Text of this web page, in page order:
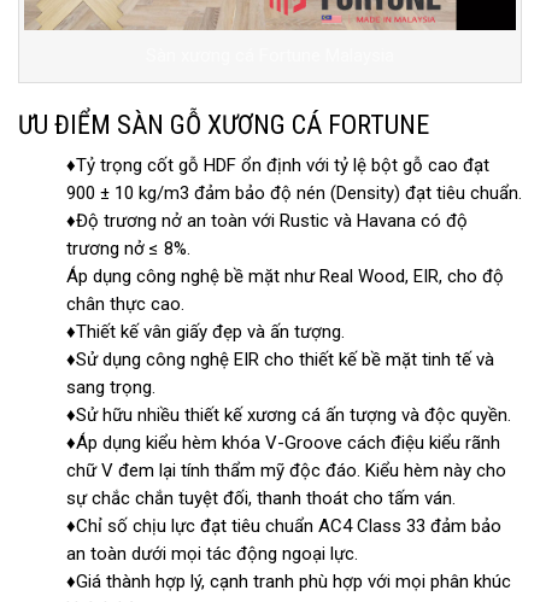
ƯU ĐIỂM SÀN GỖ XƯƠNG CÁ FORTUNE
♦Tỷ trọng cốt gỗ HDF ổn định với tỷ lệ bột gỗ cao đạt
900 ± 10 kg/m3 đảm bảo độ nén (Density) đạt tiêu chuẩn.
♦Độ trương nở an toàn với Rustic và Havana có độ
trương nở ≤ 8%.
Áp dụng công nghệ bề mặt như Real Wood, EIR, cho độ
chân thực cao.
♦Thiết kế vân giấy đẹp và ấn tượng.
♦Sử dụng công nghệ EIR cho thiết kế bề mặt tinh tế và
sang trọng.
♦Sử hữu nhiều thiết kế xương cá ấn tượng và độc quyền.
♦Áp dụng kiểu hèm khóa V-Groove cách điệu kiểu rãnh
chữ V đem lại tính thẩm mỹ độc đáo. Kiểu hèm này cho
sự chắc chắn tuyệt đối, thanh thoát cho tấm ván.
♦Chỉ số chịu lực đạt tiêu chuẩn AC4 Class 33 đảm bảo
an toàn dưới mọi tác động ngoại lực.
♦Giá thành hợp lý, cạnh tranh phù hợp với mọi phân khúc